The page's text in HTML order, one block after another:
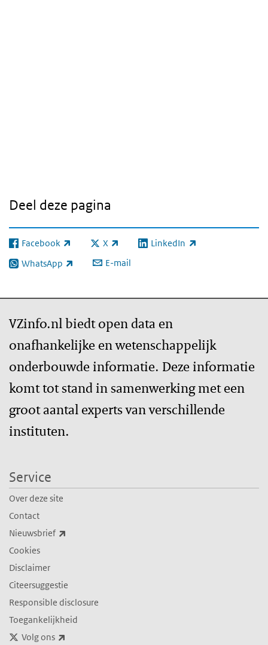
Deel deze pagina
Facebook
(externe link) X
(externe link) LinkedIn
(externe link)
WhatsApp
(externe link) E-mail
VZinfo.nl biedt open data en
onafhankelijke en wetenschappelijk
onderbouwde informatie. Deze informatie
komt tot stand in samenwerking met een
groot aantal experts van verschillende
instituten.
Service
Over deze site
Contact
Nieuwsbrief
Cookies
Disclaimer
Citeersuggestie
Responsible disclosure
Toegankelijkheid
Volg ons